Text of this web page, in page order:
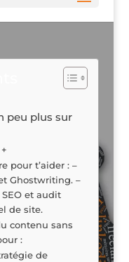
peu plus sur
pour t’aider : –
Ghostwriting. –
et audit
de site.
contenu sans
:
de